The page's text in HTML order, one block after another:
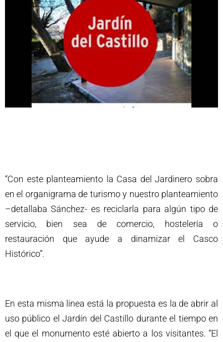
“Con este planteamiento la Casa del Jardinero sobra
en el organigrama de turismo y nuestro planteamiento
–detallaba Sánchez- es reciclarla para algún tipo de
servicio, bien sea de comercio, hostelería o
restauración que ayude a dinamizar el Casco
Histórico”.
En esta misma línea está la propuesta es la de abrir al
uso público el Jardín del Castillo durante el tiempo en
el que el monumento esté abierto a los visitantes. “El